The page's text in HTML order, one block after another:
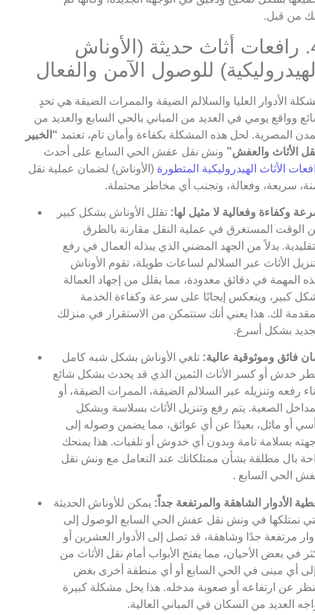
من قبل.
4. رافعات أثاث حديثة (الأوناش
للوصول الآمن والفعال
الأدوار العليا والسلالم الضيقة والممرات الضيقة هي تحدٍ
وواقع يومي في العديد من المباني بالحي السابع والعديد من
المصرية. لحل هذه المشكلة بكفاءة وأمان تام، تعتمد “الخبير
الأثاث والعفش” ونش نقل عفش الحي السابع على أحدث
الأثاث الهيدروليكية المتطورة (الأوناش) لضمان عملية نقل
سريعة، وفعالة، وتجنب أي مخاطر محتملة.
وكفاءة وفعالية لا مثيل لها: تقلل الأوناش بشكل كبير
الوقت المستغرق في عملية النقل مقارنة بالطرق
بدلاً من الجهد المضني الذي يبذله العمال في رفع
الأثاث عبر السلالم لساعات طويلة، تقوم الأوناش
المهمة في دقائق معدودة، مما يقلل من إجهاد العمالة
كبير، وينعكس إيجابًا على سرعة وكفاءة الخدمة
لك. هذا يعني أنك ستتمكن من الاستقرار في منزلك
بشكل أسرع.
فائق وموثوقية عالية: تلغي الأوناش بشكل شبه كامل
خدش أو كسر الأثاث الثمين الذي قد يحدث بشكل شائع
رفعه وتنزيله عبر السلالم الضيقة، الممرات الضيقة، أو
الصعبة. يتم رفع وتنزيل الأثاث بسلاسة وبشكل
أو مائل، بعيدًا عن أي عوائق، مما يضمن وصوله إلى
بسلامة تامة وبدون أي خدوش أو تلفيات. هذا يمنحك
بال مطلقة بشأن ممتلكاتك عند التعامل مع ونش نقل
الحي السابع .
الأدوار الشاهقة والمرتفعة جداً: يمكن للأوناش الحديثة
نمتلكها في ونش نقل عفش الحي السابع الوصول إلى
مرتفعة جدًا وشاهقة، قد تصل إلى الأدوار العشرين أو
في بعض الأحيان، مما يفتح الأبواب أمام نقل الأثاث من
أي مبنى في الحي السابع أو أي منطقة أخرى بغض
عن ارتفاعه أو صعوبة مدخله. هذا يحل مشكلة كبيرة
العديد من السكان في المباني العالية.